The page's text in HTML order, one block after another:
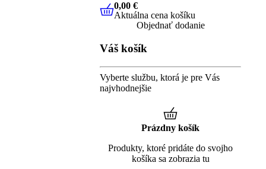
0,00 €Aktuálna cena košíku
0,00 €
Aktuálna cena košíku
Objednať dodanie
Váš košík
Vyberte službu, ktorá je pre Vás
najvhodnejšie
Prázdny košík
Produkty, ktoré pridáte do svojho
košíka sa zobrazia tu